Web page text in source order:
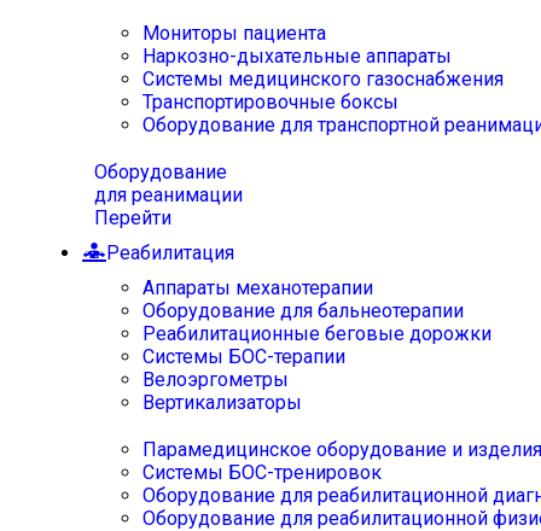
Мониторы пациента
Наркозно-дыхательные аппараты
Системы медицинского газоснабжения
Транспортировочные боксы
Оборудование для транспортной
Оборудование
для реанимации
Перейти
Реабилитация
Аппараты механотерапии
Оборудование для бальнеотерапии
Реабилитационные беговые дорожки
Системы БОС-терапии
Велоэргометры
Вертикализаторы
Парамедицинское оборудование и изделия
Системы БОС-тренировок
Оборудование для реабилитационной
Оборудование для реабилитационной